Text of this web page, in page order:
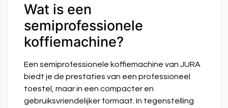
Wat is een
semiprofessionele
koffiemachine?
Een semiprofessionele koffiemachine van JURA
biedt je de prestaties van een professioneel
toestel, maar in een compacter en
gebruiksvriendelijker formaat. In tegenstelling